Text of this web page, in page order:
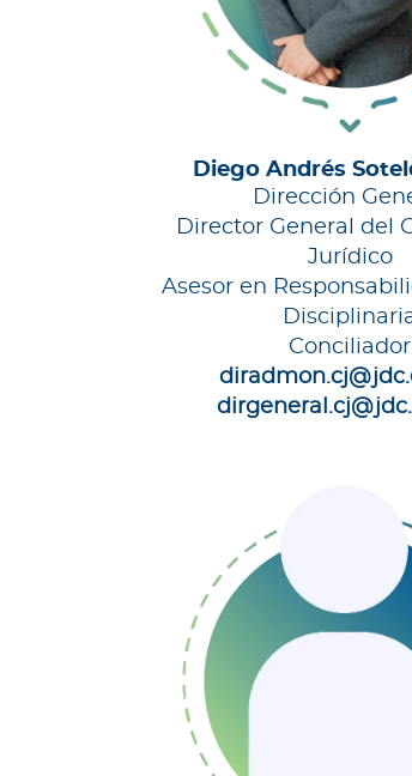
Diego Andrés
Dirección
Director General del
Jurídico
Asesor en
Conciliador